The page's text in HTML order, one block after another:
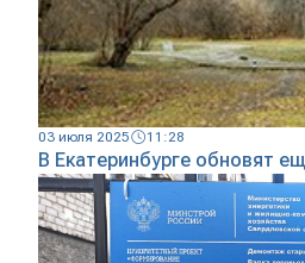
03 июля 2025 11:28
В Екатеринбурге обновят